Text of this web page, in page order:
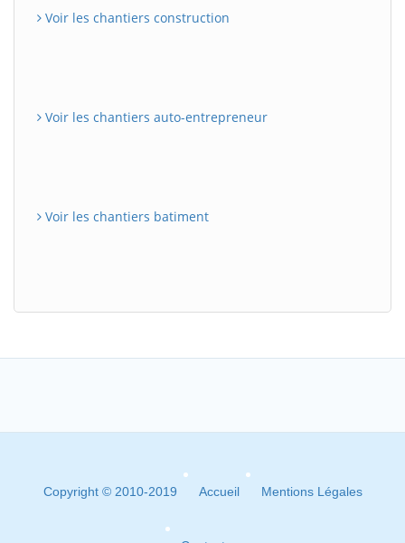
Voir les chantiers construction
Voir les chantiers auto-entrepreneur
Voir les chantiers batiment
Copyright © 2010-2019 Accueil Mentions Légales